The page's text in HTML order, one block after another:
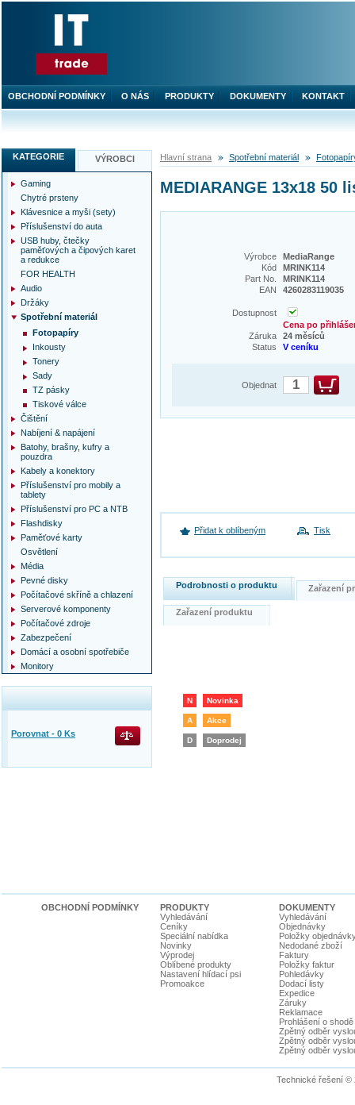
Hlavní strana Spotřební materiál
MEDIARANGE 13x18 50
Výrobce
MediaRange
Kód
MRINK114
Part No.
MRINK114
EAN
4260283119035
Dostupnost
Cena po
Záruka
24 měsíců
Status
V ceníku
Objednat
Přidat k oblíbeným Tisk
Podrobnosti o produktu Zařazení
Zařazení produktu
N Novinka
A Akce
D Doprodej
KATEGORIE VÝROBCI
Gaming
Chytré prsteny
Klávesnice a myši (sety)
Příslušenství do auta
USB huby, čtečky
paměťových a čipových karet
a redukce
FOR HEALTH
Audio
Držáky
Spotřební materiál
Fotopapíry
Inkousty
Tonery
Sady
TZ pásky
Tiskové válce
Čištění
Nabíjení & napájení
Batohy, brašny, kufry a
pouzdra
Kabely a konektory
Příslušenství pro mobily a
tablety
Příslušenství pro PC a NTB
Flashdisky
Paměťové karty
Osvětlení
Média
Pevné disky
Počítačové skříně a chlazení
Serverové komponenty
Počítačové zdroje
Zabezpečení
Domácí a osobní spotřebiče
Monitory
Porovnat - 0 Ks
OBCHODNÍ PODMÍNKY O NÁS PRODUKTY DOKUMENTY KONTAKT
OBCHODNÍ PODMÍNKY
PRODUKTY
Vyhledávání
Ceníky
Speciální nabídka
Novinky
Výprodej
Oblíbené produkty
Nastavení hlídací psi
Promoakce
DOKUMENTY
Vyhledávání
Objednávky
Položky
Nedodané zboží
Faktury
Položky faktur
Pohledávky
Dodací listy
Expedice
Záruky
Reklamace
Prohlášení o shodě
Zpětný odběr
Zpětný odběr
Zpětný odběr
Technické řešení ©